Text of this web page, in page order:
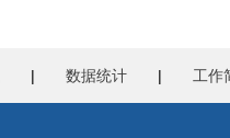
| 数据统计 | 工作